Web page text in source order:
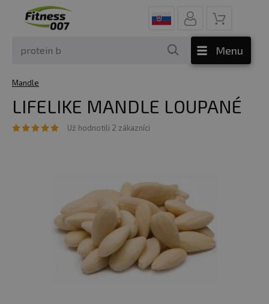
Menu
Mandle
LIFELIKE MANDLE LOUPANÉ
Už hodnotili 2 zákazníci